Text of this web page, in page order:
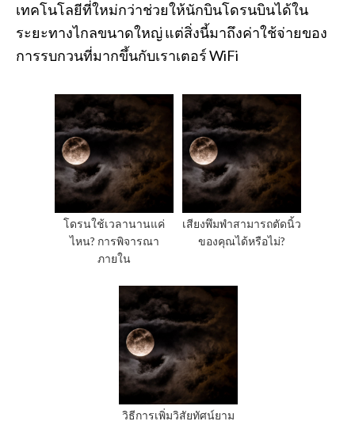
เทคโนโลยีที่ใหม่กว่าช่วยให้นักบินโดรนบินได้ใน
ระยะทางไกลขนาดใหญ่ แต่สิ่งนี้มาถึงค่าใช้จ่ายของ
การรบกวนที่มากขึ้นกับเราเตอร์ WiFi
โดรนใช้เวลานานแค่
ไหน? การพิจารณา
ภายใน
เสียงพึมพำสามารถตัดนิ้ว
ของคุณได้หรือไม่?
วิธีการเพิ่มวิสัยทัศน์ยาม